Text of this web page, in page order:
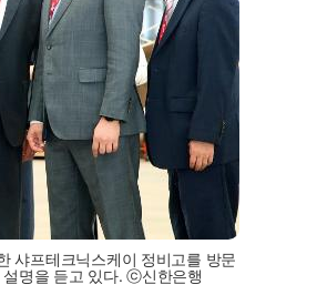
샤프테크닉스케이 정비고를 방문
명을 듣고 있다. ⓒ신한은행